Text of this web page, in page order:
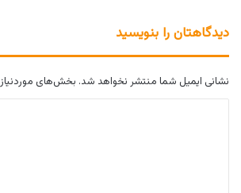
دیدگاهتان را بنویسید
نشانی ایمیل شما منتشر نخواهد شد. بخش‌های